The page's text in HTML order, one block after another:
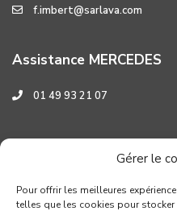
Gérer le
Pour offrir les meilleures
telles que les cookies pour
f.imbert@sarlava.com
Assistance MERCEDES
01 49 93 21 07